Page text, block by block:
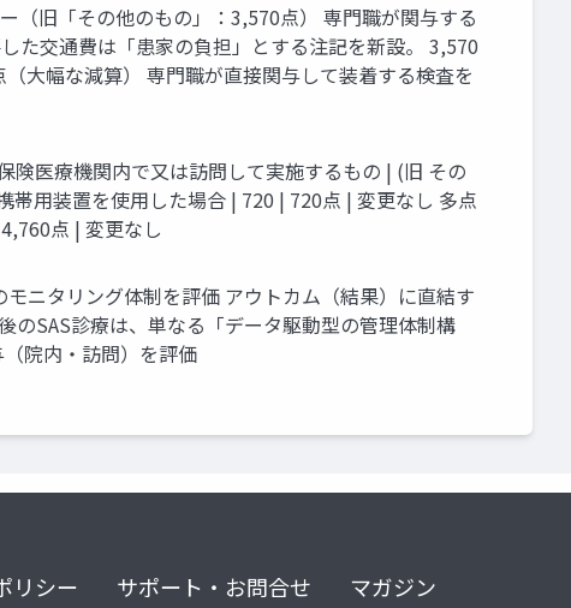
（旧「その他のもの」：3,570点） 専門職が関与する
た交通費は「患家の負担」とする注記を新設。 3,570
大幅な減算） 専門職が直接関与して装着する検査を
険医療機関内で又は訪問して実施するもの | (旧 その
用装置を使用した場合 | 720 | 720点 | 変更なし 多点
点 | 変更なし
ニタリング体制を評価 アウトカム（結果）に直結す
SAS診療は、単なる「データ駆動型の管理体制構
院内・訪問）を評価
リシー サポート・お問合せ マガジン